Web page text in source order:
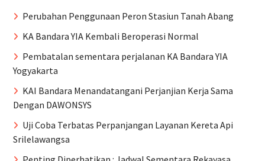
Perubahan Penggunaan Peron Stasiun Tanah Abang
KA Bandara YIA Kembali Beroperasi Normal
Pembatalan sementara perjalanan KA Bandara YIA
Yogyakarta
KAI Bandara Menandatangani Perjanjian Kerja Sama
Dengan DAWONSYS
Uji Coba Terbatas Perpanjangan Layanan Kereta Api
Srilelawangsa